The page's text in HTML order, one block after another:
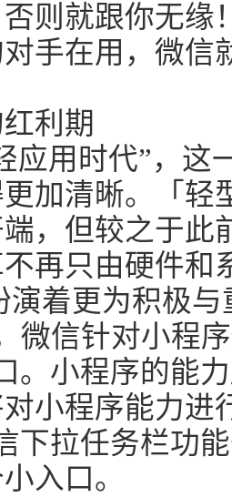
则就跟你无缘
手在用，微信
利期
应用时代”，这
加清晰。「轻
，但较之于此
再只由硬件和
演着更为积极
微信针对小程
。小程序的能
小程序能力进
下拉任务栏功
入口。